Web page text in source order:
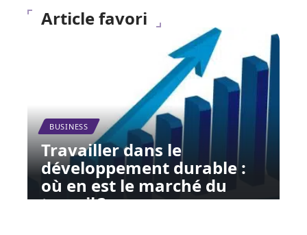
Article favori
BUSINESS
Travailler dans le
développement durable :
où en est le marché du
travail ?